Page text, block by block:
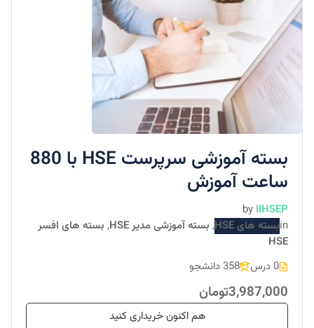
بسته آموزشی سرپرست HSE با 880
ساعت آموزش
by IIHSEP
inبسته های HSE , بسته آموزشی مدیر HSE , بسته های افسر
HSE
0 درس
358 دانشجو
3,987,000تومان
هم اکنون خریداری کنید